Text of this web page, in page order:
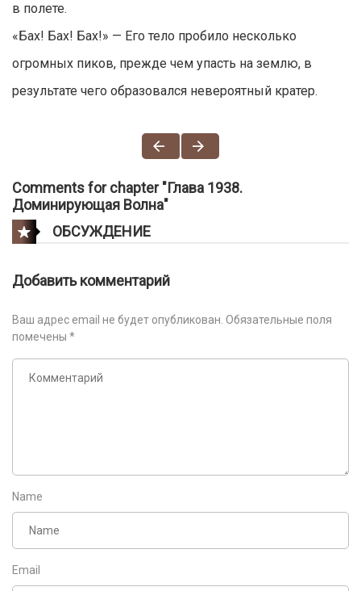
в полете.
«Бах! Бах! Бах!» — Его тело пробило несколько
огромных пиков, прежде чем упасть на землю, в
результате чего образовался невероятный кратер.
Comments for chapter "Глава 1938.
Доминирующая Волна"
ОБСУЖДЕНИЕ
Добавить комментарий
Ваш адрес email не будет опубликован. Обязательные поля
помечены *
Name
Email